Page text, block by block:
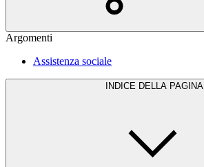
Argomenti
Assistenza sociale
INDICE DELLA PAGINA